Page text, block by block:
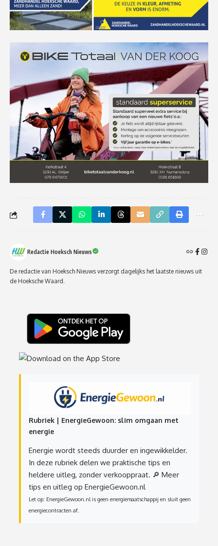
Redactie Hoeksch Nieuws
De redactie van Hoeksch Nieuws verzorgt dagelijks het laatste nieuws uit
de Hoeksche Waard.
Rubriek | EnergieGewoon: slim omgaan met
energie
Energie wordt steeds duurder en ingewikkelder.
In deze rubriek delen we praktische tips en
heldere uitleg, zonder verkooppraat. 🔎 Meer
tips en uitleg op EnergieGewoon.nl
Let op: EnergieGewoon.nl is geen energiemaatschappij en sluit geen
energiecontracten af.